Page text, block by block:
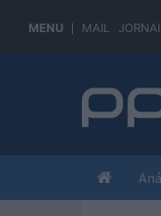
MENU MAIL